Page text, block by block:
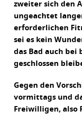
zweiter sich den
ungeachtet
erforderlichen
sei es kein
das Bad auch
geschlossen
Gegen den
vormittags und
Freiwilligen, also